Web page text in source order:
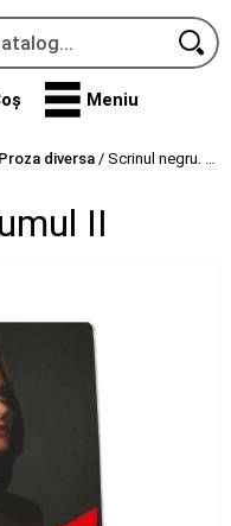
Meniu
Proza diversa / Scrinul negru. Volumul II
II